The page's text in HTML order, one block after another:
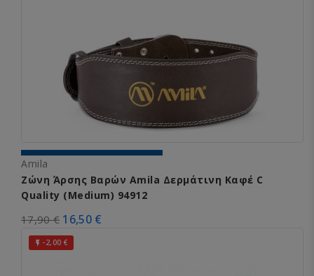
Amila
Ζώνη Άρσης Βαρών Amila Δερμάτινη Καφέ C
Quality (Medium) 94912
17,90 € 16,50 €
 -2,00 €